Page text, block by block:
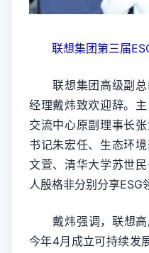
联想集团第三届
联想集团高级副总
经理戴炜致欢迎辞。
交流中心原副理事长
书记朱宏任、生态环
文萱、清华大学苏世
人殷格非分别分享ESG
戴炜强调，联想高
今年4月成立可持续发